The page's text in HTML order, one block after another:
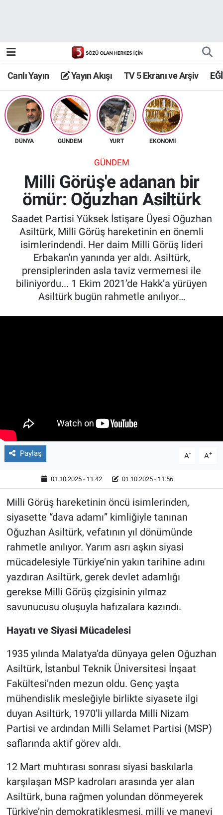
Canlı Yayın Yayın Akışı TV 5 Ekranı ve Arşiv
DÜNYA GÜNDEM YURT EKONOMİ
GÜNDEM
Milli Görüş'e adanan bir
ömür: Oğuzhan Asiltürk
Saadet Partisi Yüksek İstişare Üyesi Oğuzhan
Asiltürk, Milli Görüş hareketinin en önemli
isimlerindendi. Her daim Milli Görüş lideri
Erbakan'ın yanında yer aldı. Asiltürk,
prensiplerinden asla taviz vermemesi ile
biliniyordu... 1 Ekim 2021’de Hakk’a yürüyen
Asiltürk bugün rahmetle anılıyor…
Paylaş A- A+
01.10.2025 - 11:42 01.10.2025 - 11:56
Milli Görüş hareketinin öncü isimlerinden,
siyasette “dava adamı” kimliğiyle tanınan
Oğuzhan Asiltürk, vefatının yıl dönümünde
rahmetle anılıyor. Yarım asrı aşkın siyasi
mücadelesiyle Türkiye’nin yakın tarihine adını
yazdıran Asiltürk, gerek devlet adamlığı
gerekse Milli Görüş çizgisinin yılmaz
savunucusu oluşuyla hafızalara kazındı.
Hayatı ve Siyasi Mücadelesi
1935 yılında Malatya’da dünyaya gelen Oğuzhan
Asiltürk, İstanbul Teknik Üniversitesi İnşaat
Fakültesi’nden mezun oldu. Genç yaşta
mühendislik mesleğiyle birlikte siyasete ilgi
duyan Asiltürk, 1970’li yıllarda Milli Nizam
Partisi ve ardından Milli Selamet Partisi (MSP)
saflarında aktif görev aldı.
12 Mart muhtırası sonrası siyasi baskılarla
karşılaşan MSP kadroları arasında yer alan
Asiltürk, buna rağmen yolundan dönmeyerek
Türkiye’nin demokratikleşmesi, milli ve manevi
TV 5 Ekranı ve Arşiv